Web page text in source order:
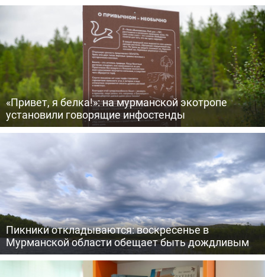
«Привет, я белка!»: на мурманской экотропе
установили говорящие инфостенды
Пикники откладываются: воскресенье в
Мурманской области обещает быть дождливым